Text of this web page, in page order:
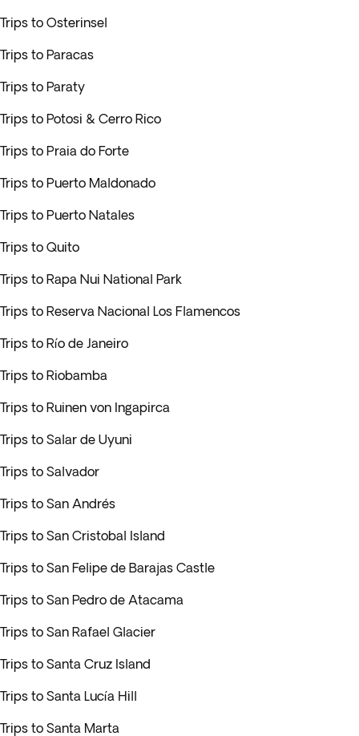
Trips to Osterinsel
Trips to Paracas
Trips to Paraty
Trips to Potosi & Cerro Rico
Trips to Praia do Forte
Trips to Puerto Maldonado
Trips to Puerto Natales
Trips to Quito
Trips to Rapa Nui National Park
Trips to Reserva Nacional Los Flamencos
Trips to Río de Janeiro
Trips to Riobamba
Trips to Ruinen von Ingapirca
Trips to Salar de Uyuni
Trips to Salvador
Trips to San Andrés
Trips to San Cristobal Island
Trips to San Felipe de Barajas Castle
Trips to San Pedro de Atacama
Trips to San Rafael Glacier
Trips to Santa Cruz Island
Trips to Santa Lucía Hill
Trips to Santa Marta